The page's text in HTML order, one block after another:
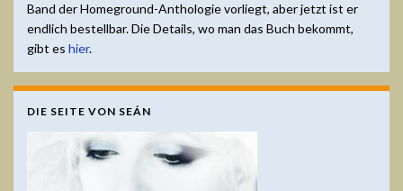
Band der Homeground-Anthologie vorliegt, aber jetzt ist er
endlich bestellbar. Die Details, wo man das Buch bekommt,
gibt es hier.
DIE SEITE VON SEÁN